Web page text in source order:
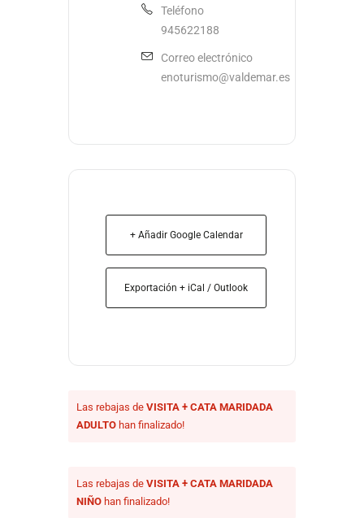
Teléfono
945622188
Correo electrónico
enoturismo@valdemar.es
+ Añadir Google Calendar
Exportación + iCal / Outlook
Las rebajas de VISITA + CATA MARIDADA
ADULTO han finalizado!
Las rebajas de VISITA + CATA MARIDADA
NIÑO han finalizado!